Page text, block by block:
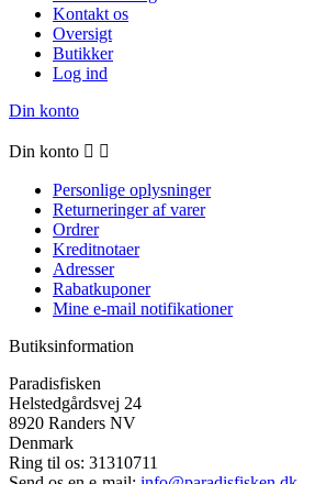
Kontakt os
Oversigt
Butikker
Log ind
Din konto
Din konto  
Personlige oplysninger
Returneringer af varer
Ordrer
Kreditnotaer
Adresser
Rabatkuponer
Mine e-mail notifikationer
Butiksinformation
Paradisfisken
Helstedgårdsvej 24
8920 Randers NV
Denmark
Ring til os: 31310711